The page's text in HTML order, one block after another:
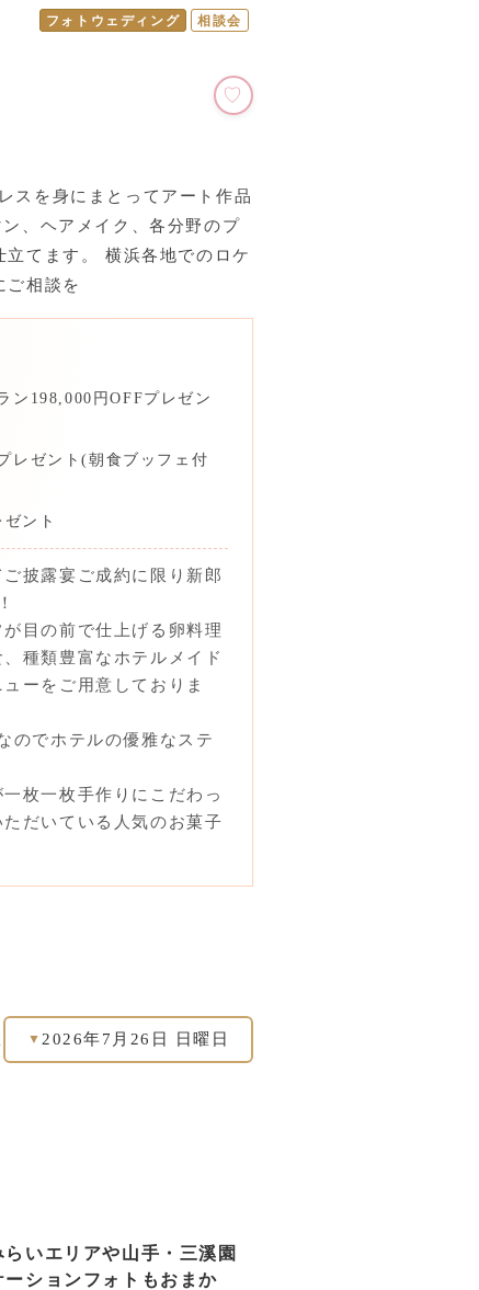
フォトウェディング 相談会
スを身にまとってアート作品
、ヘアメイク、各分野のプ
てます。 横浜各地でのロケ
ご相談を
ン198,000円OFFプレゼン
レゼント(朝食ブッフェ付
ント
披露宴ご成約に限り新郎
目の前で仕上げる卵料理
種類豊富なホテルメイド
ーをご用意しておりま
のでホテルの優雅なステ
枚一枚手作りにこだわっ
だいている人気のお菓子
▼ 2026年7月26日 日曜日
らいエリアや山手・三溪園
ーションフォトもおまか